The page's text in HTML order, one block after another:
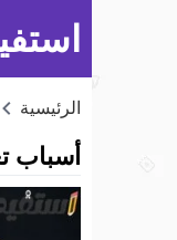
الرئيسية
أسباب